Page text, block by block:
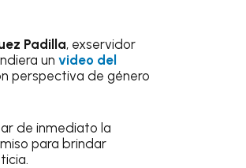
Padilla, exservidor
un video del
perspectiva de género
de inmediato la
para brindar